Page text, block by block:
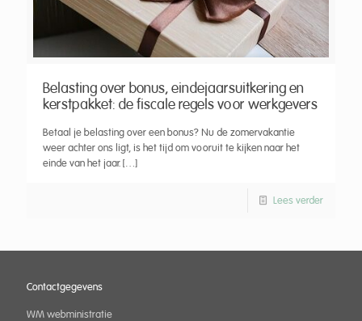
Belasting over bonus, eindejaarsuitkering en
kerstpakket: de fiscale regels voor werkgevers
Betaal je belasting over een bonus? Nu de zomervakantie
weer achter ons ligt, is het tijd om vooruit te kijken naar het
einde van het jaar. […]
Lees verder
Contactgegevens
WM webministratie